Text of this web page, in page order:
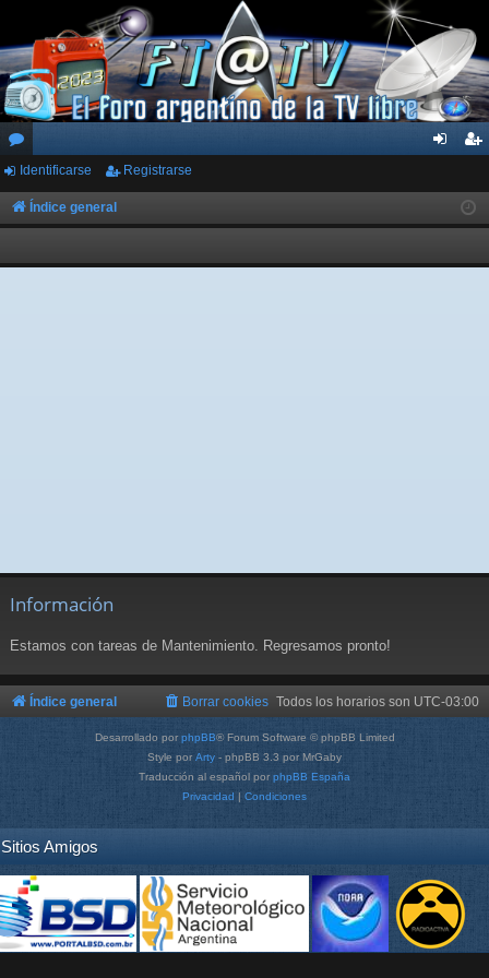
or
os
ar
ist
rs
Identificarse Registrarse
Índice general
Información
Estamos con tareas de Mantenimiento. Regresamos pronto!
Índice general Todos los horarios son UTC-03:00
Borrar cookies
Desarrollado por phpBB® Forum Software © phpBB Limited
Style por Arty - phpBB 3.3 por MrGaby
Traducción al español por phpBB España
Privacidad | Condiciones
Sitios Amigos